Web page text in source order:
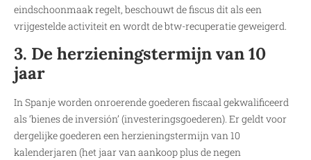
eindschoonmaak regelt, beschouwt de fiscus dit als een
vrijgestelde activiteit en wordt de btw-recuperatie geweigerd.
3. De herzieningstermijn van 10
jaar
In Spanje worden onroerende goederen fiscaal gekwalificeerd
als ‘bienes de inversión’ (investeringsgoederen). Er geldt voor
dergelijke goederen een herzieningstermijn van 10
kalenderjaren (het jaar van aankoop plus de negen